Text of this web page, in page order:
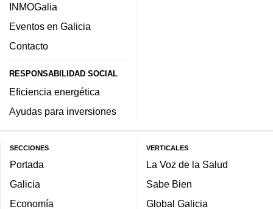
INMOGalia
Eventos en Galicia
Contacto
RESPONSABILIDAD SOCIAL
Eficiencia energética
Ayudas para inversiones
SECCIONES
Portada
Galicia
Economía
VERTICALES
La Voz de la Salud
Sabe Bien
Global Galicia